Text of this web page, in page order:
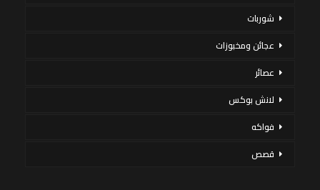
شوربات
عجائن ومخبوزات
عصائر
لانش بوكس
فواكه
قصص